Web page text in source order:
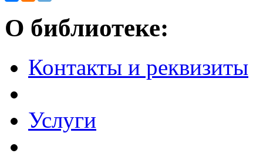
О библиотеке:
Контакты и реквизиты
Услуги